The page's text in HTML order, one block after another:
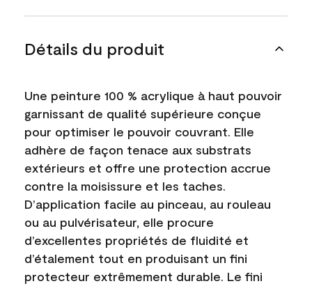
Détails du produit
Une peinture 100 % acrylique à haut pouvoir
garnissant de qualité supérieure conçue
pour optimiser le pouvoir couvrant. Elle
adhère de façon tenace aux substrats
extérieurs et offre une protection accrue
contre la moisissure et les taches.
D’application facile au pinceau, au rouleau
ou au pulvérisateur, elle procure
d’excellentes propriétés de fluidité et
d’étalement tout en produisant un fini
protecteur extrêmement durable. Le fini